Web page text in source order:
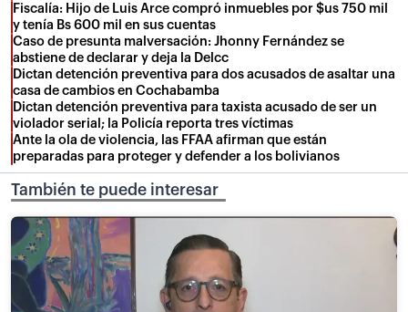
Fiscalía: Hijo de Luis Arce compró inmuebles por $us 750 mil
y tenía Bs 600 mil en sus cuentas
Caso de presunta malversación: Jhonny Fernández se
abstiene de declarar y deja la Delcc
Dictan detención preventiva para dos acusados de asaltar una
casa de cambios en Cochabamba
Dictan detención preventiva para taxista acusado de ser un
violador serial; la Policía reporta tres víctimas
Ante la ola de violencia, las FFAA afirman que están
preparadas para proteger y defender a los bolivianos
También te puede interesar